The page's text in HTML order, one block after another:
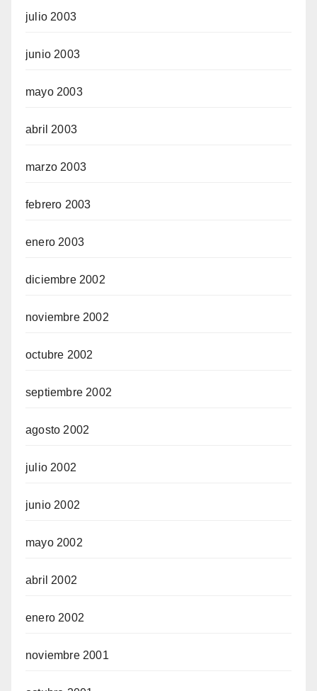
julio 2003
junio 2003
mayo 2003
abril 2003
marzo 2003
febrero 2003
enero 2003
diciembre 2002
noviembre 2002
octubre 2002
septiembre 2002
agosto 2002
julio 2002
junio 2002
mayo 2002
abril 2002
enero 2002
noviembre 2001